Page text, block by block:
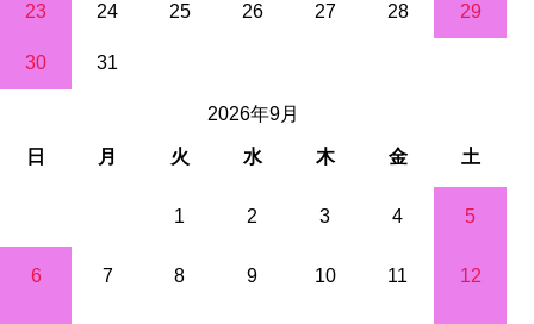
23 24 25 26 27 28 29
30 31
2026年9月
日 月 火 水 木 金 土
1 2 3 4 5
6 7 8 9 10 11 12